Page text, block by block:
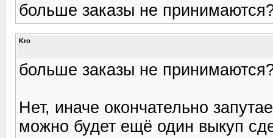
больше заказы не
Kro
больше заказы не
Нет, иначе окончательно
можно будет ещё один выкуп